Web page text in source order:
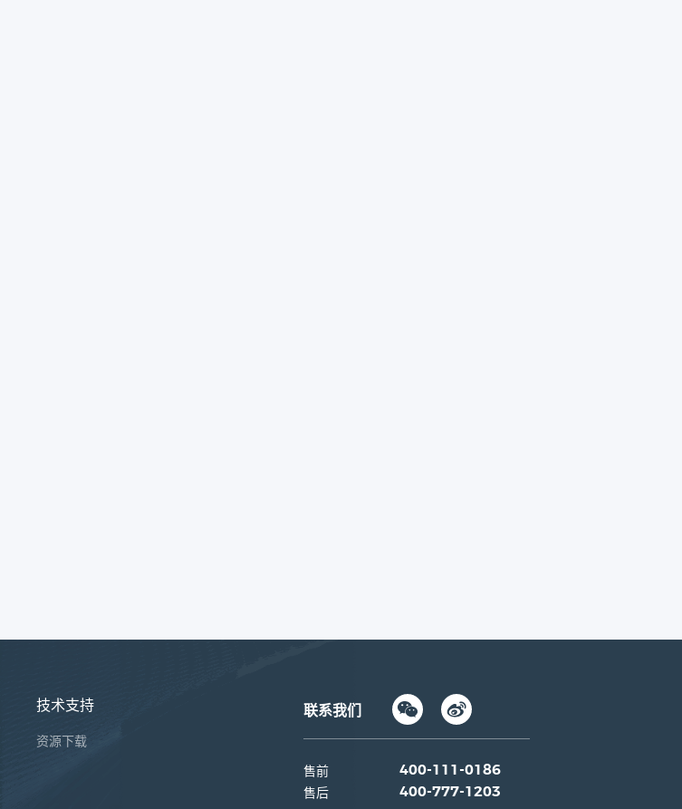
技术支持
资源下载
联系我们
售前 400-111-0186
售后 400-777-1203